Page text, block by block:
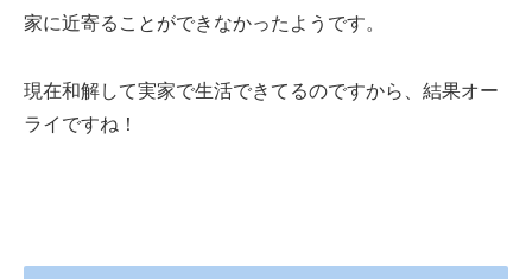
家に近寄ることができなかったようです。
現在和解して実家で生活できてるのですから、結果オー
ライですね！